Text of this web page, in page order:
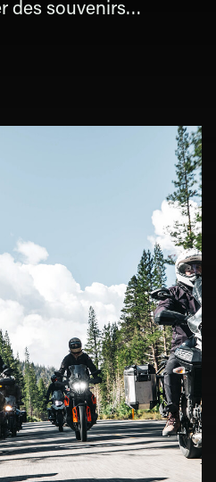
des souvenirs
Il n'y a pas de
et de créer des
rire grâce aux
et partager des
cimentent votre
sont toujours
sont partagées, alors
et créez des
toute une vie. Parce
sont alimentés par
réduction